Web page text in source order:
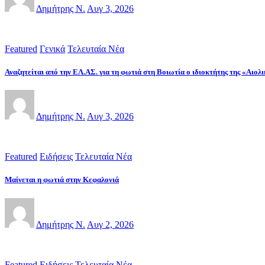
Δημήτρης Ν. Αυγ 3, 2026
Featured Γενικά Τελευταία Νέα
Αναζητείται από την ΕΛ.ΑΣ. για τη φωτιά στη Βοιωτία ο ιδιοκτήτης της
Δημήτρης Ν. Αυγ 3, 2026
Featured Ειδήσεις Τελευταία Νέα
Μαίνεται η φωτιά στην Κεφαλονιά
Δημήτρης Ν. Αυγ 2, 2026